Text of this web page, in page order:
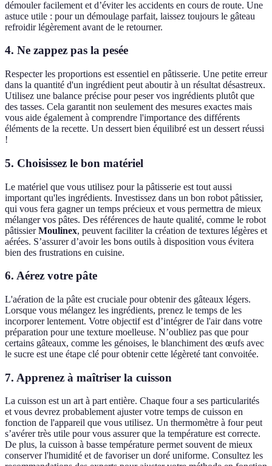
démouler facilement et d’éviter les accidents en cours de route. Une
astuce utile : pour un démoulage parfait, laissez toujours le gâteau
refroidir légèrement avant de le retourner.
4. Ne zappez pas la pesée
Respecter les proportions est essentiel en pâtisserie. Une petite erreur
dans la quantité d'un ingrédient peut aboutir à un résultat désastreux.
Utilisez une balance précise pour peser vos ingrédients plutôt que
des tasses. Cela garantit non seulement des mesures exactes mais
vous aide également à comprendre l'importance des différents
éléments de la recette. Un dessert bien équilibré est un dessert réussi
!
5. Choisissez le bon matériel
Le matériel que vous utilisez pour la pâtisserie est tout aussi
important qu'les ingrédients. Investissez dans un bon robot pâtissier,
qui vous fera gagner un temps précieux et vous permettra de mieux
mélanger vos pâtes. Des références de haute qualité, comme le robot
pâtissierMoulinex, peuvent faciliter la création de textures légères et
aérées. S’assurer d’avoir les bons outils à disposition vous évitera
bien des frustrations en cuisine.
6. Aérez votre pâte
L'aération de la pâte est cruciale pour obtenir des gâteaux légers.
Lorsque vous mélangez les ingrédients, prenez le temps de les
incorporer lentement. Votre objectif est d’intégrer de l'air dans votre
préparation pour une texture moelleuse. N’oubliez pas que pour
certains gâteaux, comme les génoises, le blanchiment des œufs avec
le sucre est une étape clé pour obtenir cette légèreté tant convoitée.
7. Apprenez à maîtriser la cuisson
La cuisson est un art à part entière. Chaque four a ses particularités
et vous devrez probablement ajuster votre temps de cuisson en
fonction de l'appareil que vous utilisez. Un thermomètre à four peut
s’avérer très utile pour vous assurer que la température est correcte.
De plus, la cuisson à basse température permet souvent de mieux
conserver l'humidité et de favoriser un doré uniforme. Consultez les